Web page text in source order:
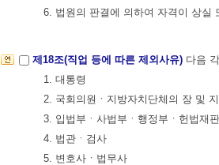
6. 법원의 판결에 의하여 자격이 상실
제18조(직업 등에 따른 제외사유) 다음
1. 대통령
2. 국회의원ㆍ지방자치단체의 장 및
3. 입법부ㆍ사법부ㆍ행정부ㆍ헌법재
4. 법관ㆍ검사
5. 변호사ㆍ법무사